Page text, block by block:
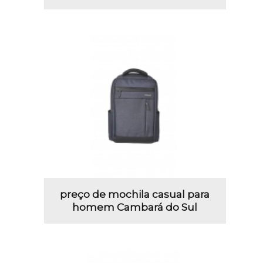
preço de mochila casual para
homem Cambará do Sul